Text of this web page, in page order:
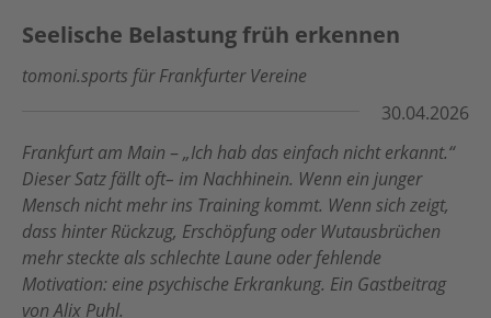
ÜBER UNS
Anleitung
#BeActive FrankfurtRheinMain
MainSport APP
Botschafter:innen
Home
Datenschutz
Impressum
Seelische Belastung früh erkennen
tomoni.sports für Frankfurter Vereine
30.04.2026
Frankfurt am Main – „Ich hab das einfach nicht erkannt.“
Dieser Satz fällt oft– im Nachhinein. Wenn ein junger
Mensch nicht mehr ins Training kommt. Wenn sich zeigt,
dass hinter Rückzug, Erschöpfung oder Wutausbrüchen
mehr steckte als schlechte Laune oder fehlende
Motivation: eine psychische Erkrankung. Ein Gastbeitrag
von Alix Puhl.